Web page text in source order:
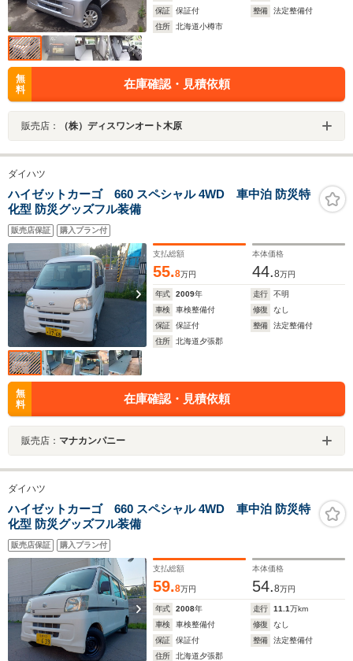
保証
保証付 整備
法定整備付
住所
北海道小樽市
無
料
在庫確認・見積依頼
販売店： （株）ディスワンオート木原
ダイハツ
ハイゼットカーゴ 660 スペシャル 4WD 車中泊 防災特
化型 防災グッズフル装備
販売店保証 購入プラン付
支払総額
55.8万円
本体価格
44.8万円
年式 2009年 走行
不明
車検
車検整備付 修復
なし
保証
保証付 整備
法定整備付
住所
北海道夕張郡
無
料
在庫確認・見積依頼
販売店： マナカンパニー
ダイハツ
ハイゼットカーゴ 660 スペシャル 4WD 車中泊 防災特
化型 防災グッズフル装備
販売店保証 購入プラン付
支払総額
59.8万円
本体価格
54.8万円
年式 2008年 走行 11.1万km
車検
車検整備付 修復
なし
保証
保証付 整備
法定整備付
住所
北海道夕張郡